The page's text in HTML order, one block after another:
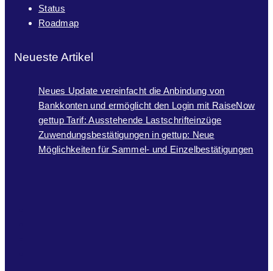
Status
Roadmap
Neueste Artikel
Neues Update vereinfacht die Anbindung von
Bankkonten und ermöglicht den Login mit RaiseNow
gettup Tarif: Ausstehende Lastschrifteinzüge
Zuwendungsbestätigungen in gettup: Neue
Möglichkeiten für Sammel- und Einzelbestätigungen